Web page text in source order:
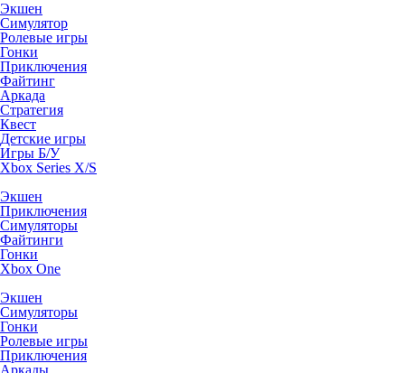
Экшен
Симулятор
Ролевые игры
Гонки
Приключения
Файтинг
Аркада
Стратегия
Квест
Детские игры
Игры Б/У
Xbox Series X/S
Экшен
Приключения
Симуляторы
Файтинги
Гонки
Xbox One
Экшен
Симуляторы
Гонки
Ролевые игры
Приключения
Аркады